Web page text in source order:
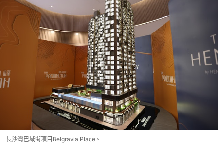
長沙灣巴域街項目Belgravia Place。